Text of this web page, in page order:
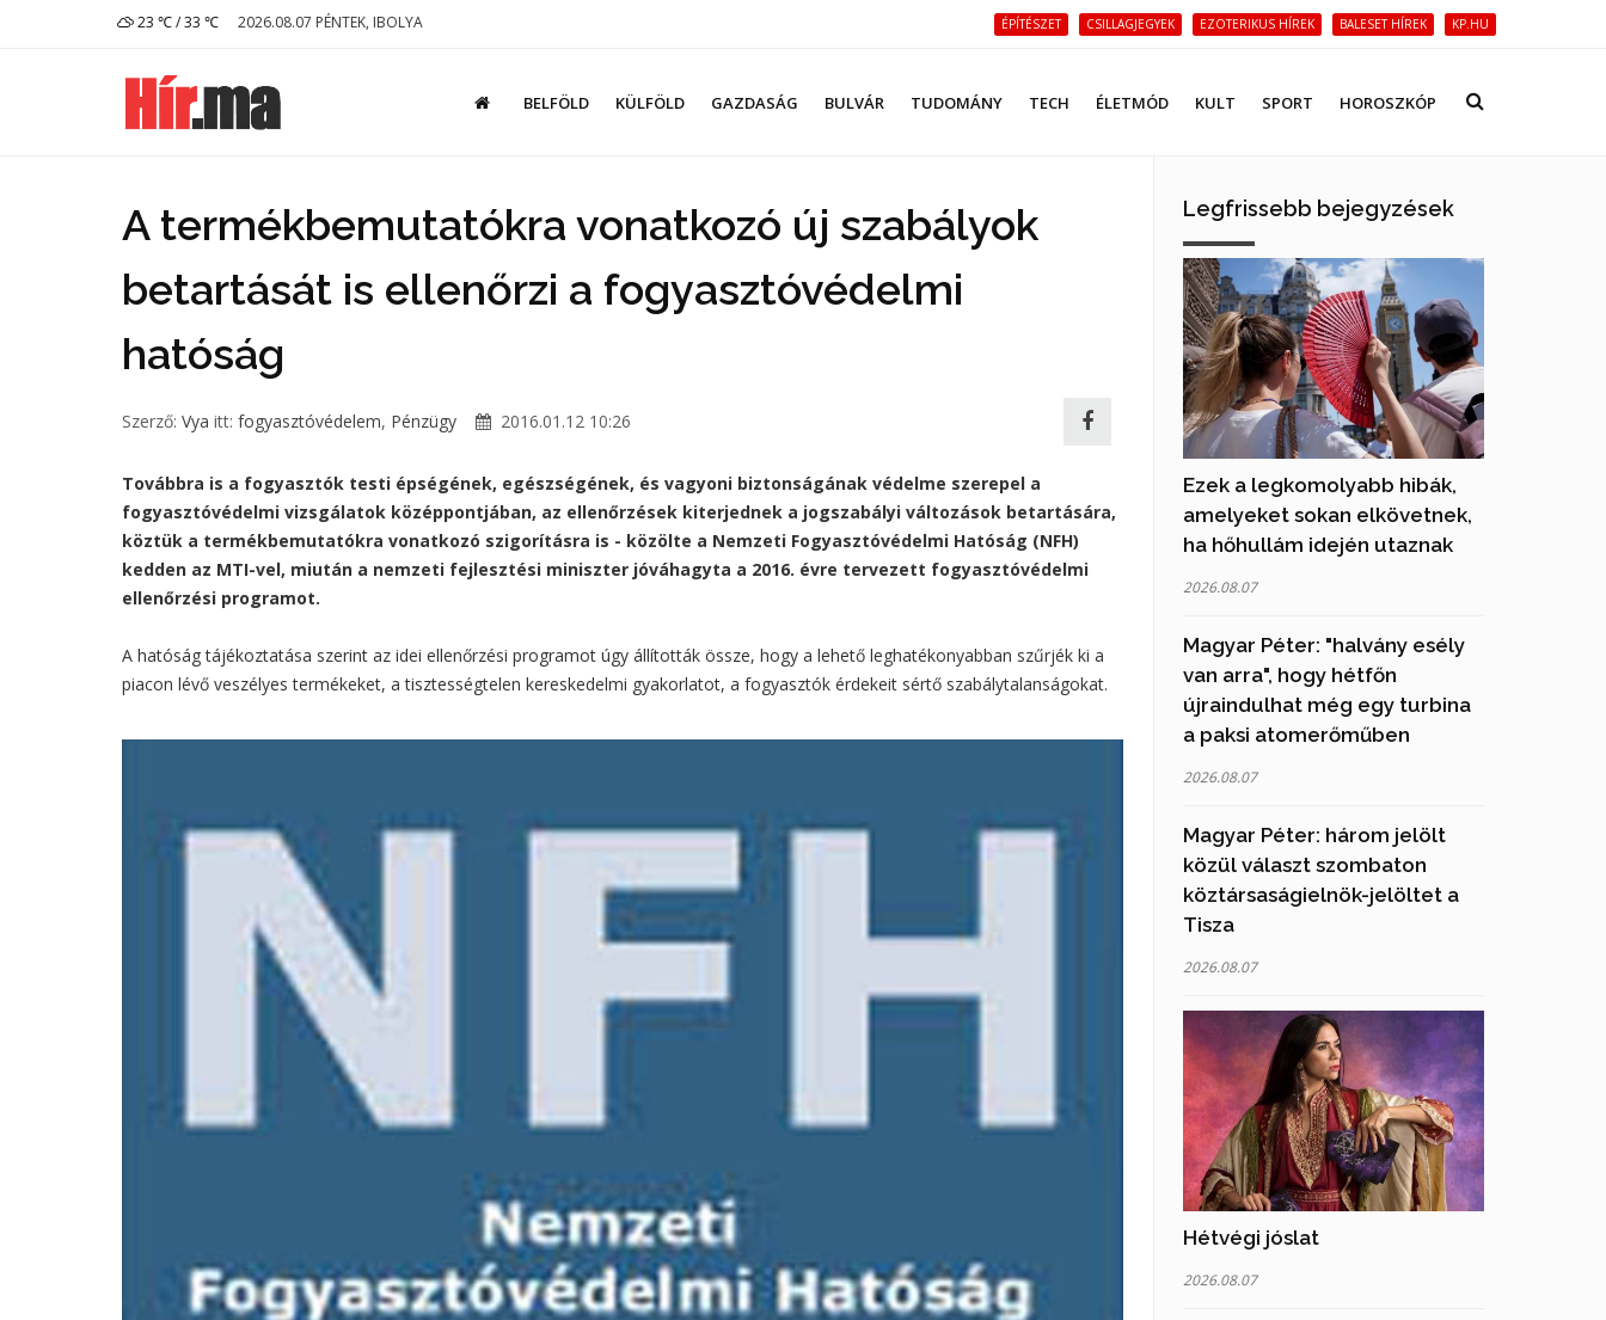
23 ℃ / 33 ℃ 2026.08.07 PÉNTEK, IBOLYA ÉPÍTÉSZET CSILLAGJEGYEK EZOTERIKUS HÍREK BALESET HÍREK KP.HU
BELFÖLD KÜLFÖLD GAZDASÁG BULVÁR TUDOMÁNY TECH ÉLETMÓD KULT SPORT HOROSZKÓP
A termékbemutatókra vonatkozó új szabályok
betartását is ellenőrzi a fogyasztóvédelmi
hatóság
Szerző: Vya itt: fogyasztóvédelem, Pénzügy 2016.01.12 10:26
Továbbra is a fogyasztók testi épségének, egészségének, és vagyoni biztonságának védelme szerepel a
fogyasztóvédelmi vizsgálatok középpontjában, az ellenőrzések kiterjednek a jogszabályi változások betartására,
köztük a termékbemutatókra vonatkozó szigorításra is - közölte a Nemzeti Fogyasztóvédelmi Hatóság (NFH)
kedden az MTI-vel, miután a nemzeti fejlesztési miniszter jóváhagyta a 2016. évre tervezett fogyasztóvédelmi
ellenőrzési programot.
A hatóság tájékoztatása szerint az idei ellenőrzési programot úgy állították össze, hogy a lehető leghatékonyabban szűrjék ki a
piacon lévő veszélyes termékeket, a tisztességtelen kereskedelmi gyakorlatot, a fogyasztók érdekeit sértő szabálytalanságokat.
Legfrissebb bejegyzések
Ezek a legkomolyabb hibák,
amelyeket sokan elkövetnek,
ha hőhullám idején utaznak
2026.08.07
Magyar Péter: "halvány esély
van arra", hogy hétfőn
újraindulhat még egy turbina
a paksi atomerőműben
2026.08.07
Magyar Péter: három jelölt
közül választ szombaton
köztársaságielnök-jelöltet a
Tisza
2026.08.07
Hétvégi jóslat
2026.08.07